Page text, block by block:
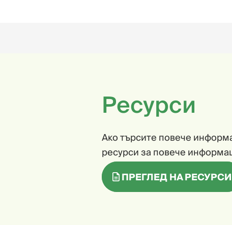
Ресурси
Ако търсите повече
ресурси за повече
ПРЕГЛЕД НА РЕСУРСИ